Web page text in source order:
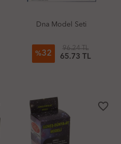
Dna Model Seti
%32
96.24 TL
65.73 TL
favorite_border